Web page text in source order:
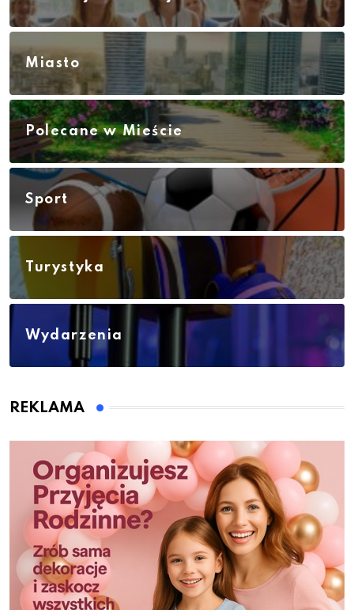
Miasto
Polecane w Mieście
Sport
Turystyka
Wydarzenia
REKLAMA